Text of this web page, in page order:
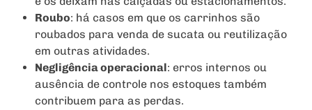
Roubo: há casos em que os carrinhos são
roubados para venda de sucata ou reutilização
em outras atividades.
Negligência operacional: erros internos ou
ausência de controle nos estoques também
contribuem para as perdas.